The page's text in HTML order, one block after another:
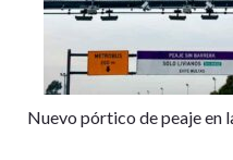
Nuevo pórtico de peaje